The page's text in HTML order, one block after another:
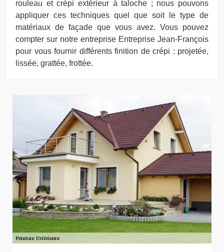
rouleau et crépi extérieur à taloche ; nous pouvons
appliquer ces techniques quel que soit le type de
matériaux de façade que vous avez. Vous pouvez
compter sur notre entreprise Entreprise Jean-François
pour vous fournir différents finition de crépi : projetée,
lissée, grattée, frottée.